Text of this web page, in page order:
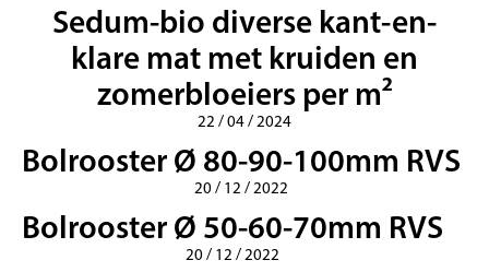
Sedum-bio diverse kant-en-
klare mat met kruiden en
zomerbloeiers per m²
22 / 04 / 2024
Bolrooster Ø 80-90-100mm RVS
20 / 12 / 2022
Bolrooster Ø 50-60-70mm RVS
20 / 12 / 2022